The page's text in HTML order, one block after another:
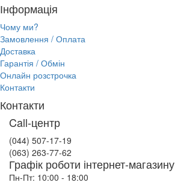
Інформація
Чому ми?
Замовлення / Оплата
Доставка
Гарантія / Обмін
Онлайн розстрочка
Контакти
Контакти
Call-центр
(044) 507-17-19
(063) 263-77-62
Графік роботи інтернет-магазину
Пн-Пт: 10:00 - 18:00